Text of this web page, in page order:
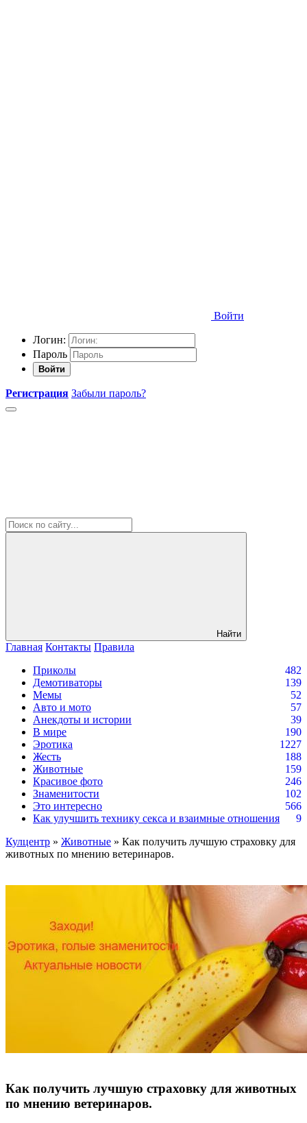
Войти
Логин:
Пароль
Войти
Регистрация Забыли пароль?
Найти
Главная Контакты Правила
Приколы
482
Демотиваторы
139
Мемы
52
Авто и мото
57
Анекдоты и истории
39
В мире
190
Эротика
1227
Жесть
188
Животные
159
Красивое фото
246
Знаменитости
102
Это интересно
566
Как улучшить технику секса и взаимные отношения
9
Кулцентр » Животные » Как получить лучшую страховку для
животных по мнению ветеринаров.
Как получить лучшую страховку для животных
по мнению ветеринаров.